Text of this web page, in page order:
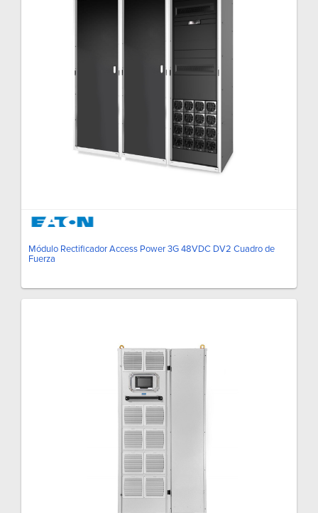
Módulo Rectificador Access Power 3G 48VDC DV2 Cuadro de
Fuerza